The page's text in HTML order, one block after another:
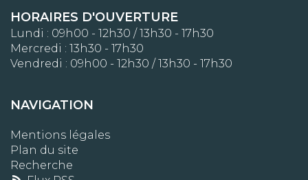
HORAIRES D'OUVERTURE
Lundi : 09h00 - 12h30 / 13h30 - 17h30
Mercredi : 13h30 - 17h30
Vendredi : 09h00 - 12h30 / 13h30 - 17h30
NAVIGATION
Mentions légales
Plan du site
Recherche